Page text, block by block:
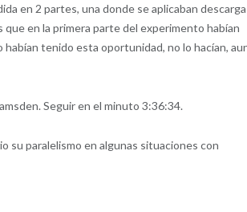
en 2 partes, una donde se aplicaban
en la primera parte del experimento habían
tenido esta oportunidad, no lo hacían,
Seguir en el minuto 3:36:34.
su paralelismo en algunas situaciones con